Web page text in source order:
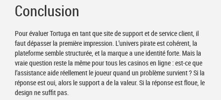
Conclusion
Pour évaluer Tortuga en tant que site de support et de service client, il
faut dépasser la première impression. L’univers pirate est cohérent, la
plateforme semble structurée, et la marque a une identité forte. Mais la
vraie question reste la même pour tous les casinos en ligne : est-ce que
l’assistance aide réellement le joueur quand un problème survient ? Si la
réponse est oui, alors le support a de la valeur. Si la réponse est floue, le
design ne suffit pas.